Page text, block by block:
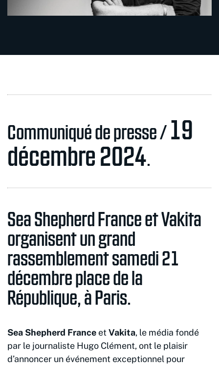
Communiqué de presse /19
décembre 2024
Sea Shepherd France et Vakita
organisent un grand
rassemblement samedi 21
décembre place de la
République, à Paris.
Sea Shepherd France etVakita, le média fondé
par le journaliste Hugo Clément, ont le plaisir
d’annoncer un événement exceptionnel pour